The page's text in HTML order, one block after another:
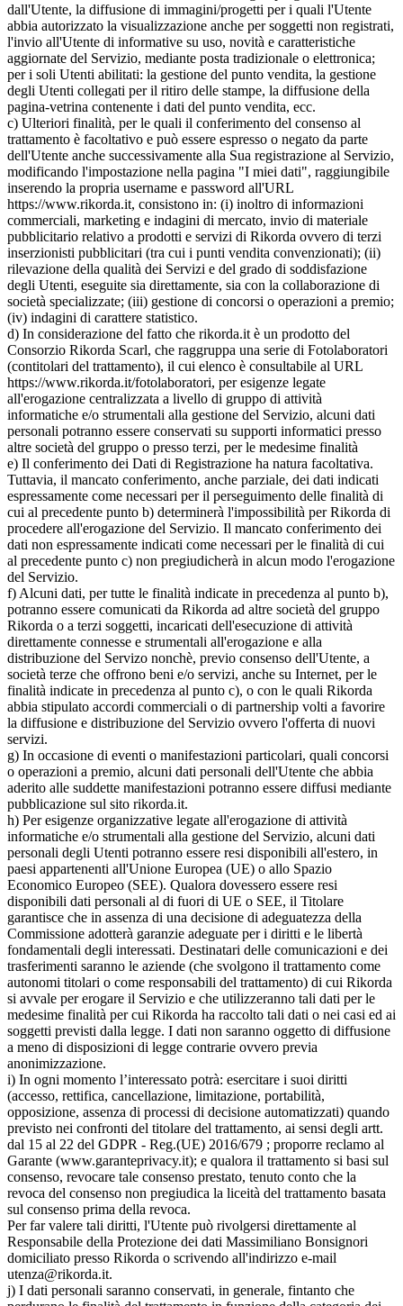
dall'Utente, la diffusione di immagini/progetti per i quali l'Utente
abbia autorizzato la visualizzazione anche per soggetti non registrati,
l'invio all'Utente di informative su uso, novità e caratteristiche
aggiornate del Servizio, mediante posta tradizionale o elettronica;
per i soli Utenti abilitati: la gestione del punto vendita, la gestione
degli Utenti collegati per il ritiro delle stampe, la diffusione della
pagina-vetrina contenente i dati del punto vendita, ecc.
c) Ulteriori finalità, per le quali il conferimento del consenso al
trattamento è facoltativo e può essere espresso o negato da parte
dell'Utente anche successivamente alla Sua registrazione al Servizio,
modificando l'impostazione nella pagina "I miei dati", raggiungibile
inserendo la propria username e password all'URL
https://www.rikorda.it, consistono in: (i) inoltro di informazioni
commerciali, marketing e indagini di mercato, invio di materiale
pubblicitario relativo a prodotti e servizi di Rikorda ovvero di terzi
inserzionisti pubblicitari (tra cui i punti vendita convenzionati); (ii)
rilevazione della qualità dei Servizi e del grado di soddisfazione
degli Utenti, eseguite sia direttamente, sia con la collaborazione di
società specializzate; (iii) gestione di concorsi o operazioni a premio;
(iv) indagini di carattere statistico.
d) In considerazione del fatto che rikorda.it è un prodotto del
Consorzio Rikorda Scarl, che raggruppa una serie di Fotolaboratori
(contitolari del trattamento), il cui elenco è consultabile al URL
https://www.rikorda.it/fotolaboratori, per esigenze legate
all'erogazione centralizzata a livello di gruppo di attività
informatiche e/o strumentali alla gestione del Servizio, alcuni dati
personali potranno essere conservati su supporti informatici presso
altre società del gruppo o presso terzi, per le medesime finalità
e) Il conferimento dei Dati di Registrazione ha natura facoltativa.
Tuttavia, il mancato conferimento, anche parziale, dei dati indicati
espressamente come necessari per il perseguimento delle finalità di
cui al precedente punto b) determinerà l'impossibilità per Rikorda di
procedere all'erogazione del Servizio. Il mancato conferimento dei
dati non espressamente indicati come necessari per le finalità di cui
al precedente punto c) non pregiudicherà in alcun modo l'erogazione
del Servizio.
f) Alcuni dati, per tutte le finalità indicate in precedenza al punto b),
potranno essere comunicati da Rikorda ad altre società del gruppo
Rikorda o a terzi soggetti, incaricati dell'esecuzione di attività
direttamente connesse e strumentali all'erogazione e alla
distribuzione del Servizo nonchè, previo consenso dell'Utente, a
società terze che offrono beni e/o servizi, anche su Internet, per le
finalità indicate in precedenza al punto c), o con le quali Rikorda
abbia stipulato accordi commerciali o di partnership volti a favorire
la diffusione e distribuzione del Servizio ovvero l'offerta di nuovi
servizi.
g) In occasione di eventi o manifestazioni particolari, quali concorsi
o operazioni a premio, alcuni dati personali dell'Utente che abbia
aderito alle suddette manifestazioni potranno essere diffusi mediante
pubblicazione sul sito rikorda.it.
h) Per esigenze organizzative legate all'erogazione di attività
informatiche e/o strumentali alla gestione del Servizio, alcuni dati
personali degli Utenti potranno essere resi disponibili all'estero, in
paesi appartenenti all'Unione Europea (UE) o allo Spazio
Economico Europeo (SEE). Qualora dovessero essere resi
disponibili dati personali al di fuori di UE o SEE, il Titolare
garantisce che in assenza di una decisione di adeguatezza della
Commissione adotterà garanzie adeguate per i diritti e le libertà
fondamentali degli interessati. Destinatari delle comunicazioni e dei
trasferimenti saranno le aziende (che svolgono il trattamento come
autonomi titolari o come responsabili del trattamento) di cui Rikorda
si avvale per erogare il Servizio e che utilizzeranno tali dati per le
medesime finalità per cui Rikorda ha raccolto tali dati o nei casi ed ai
soggetti previsti dalla legge. I dati non saranno oggetto di diffusione
a meno di disposizioni di legge contrarie ovvero previa
anonimizzazione.
i) In ogni momento l’interessato potrà: esercitare i suoi diritti
(accesso, rettifica, cancellazione, limitazione, portabilità,
opposizione, assenza di processi di decisione automatizzati) quando
previsto nei confronti del titolare del trattamento, ai sensi degli artt.
dal 15 al 22 del GDPR - Reg.(UE) 2016/679 ; proporre reclamo al
Garante (www.garanteprivacy.it); e qualora il trattamento si basi sul
consenso, revocare tale consenso prestato, tenuto conto che la
revoca del consenso non pregiudica la liceità del trattamento basata
sul consenso prima della revoca.
Per far valere tali diritti, l'Utente può rivolgersi direttamente al
Responsabile della Protezione dei dati Massimiliano Bonsignori
domiciliato presso Rikorda o scrivendo all'indirizzo e-mail
utenza@rikorda.it.
j) I dati personali saranno conservati, in generale, fintanto che